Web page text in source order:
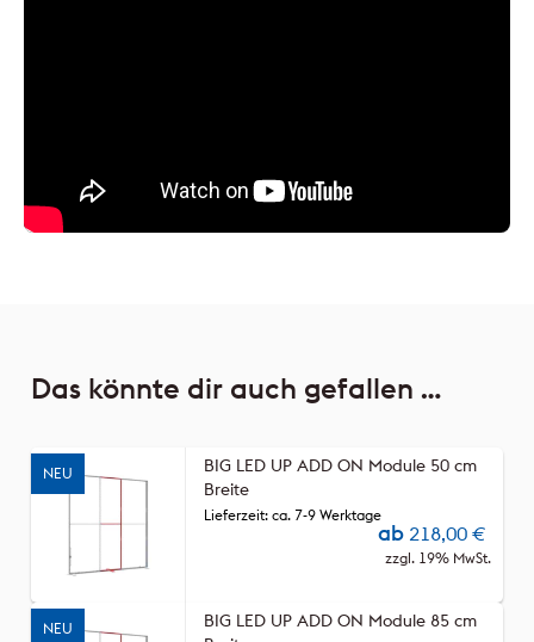
Das könnte dir auch gefallen …
NEU
BIG LED UP ADD ON Module 50 cm
Breite
ab 218,00 €
zzgl. 19% MwSt.
Lieferzeit: ca. 7-9 Werktage
NEU
BIG LED UP ADD ON Module 85 cm